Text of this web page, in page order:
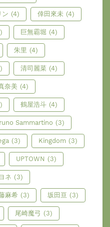
ン (4) 倖田來未 (4)
巨無霸堀 (4)
朱里 (4)
清司麗菜 (4)
奈美 (4)
鶴屋浩斗 (4)
Sammartino (3)
(3) Kingdom (3)
UPTOWN (3)
ネ (3)
麻希 (3) 坂田亘 (3)
尾崎魔弓 (3)